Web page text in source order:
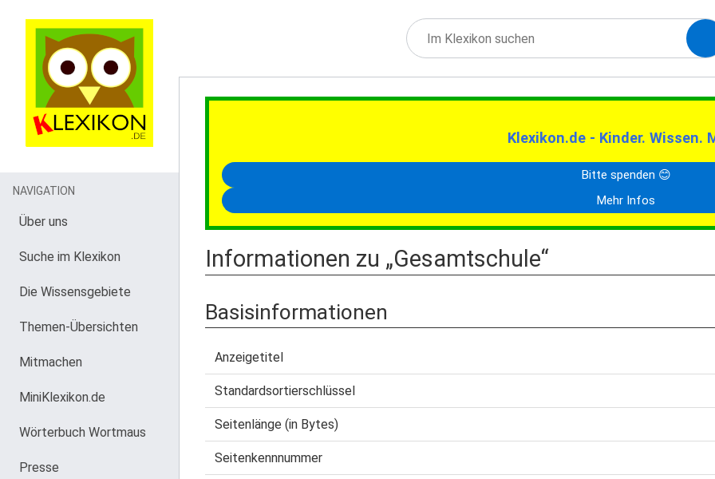
Klexikon.de - Kinder. Wissen.
Bitte spenden 😊
Mehr Infos
Informationen zu „Gesamtschule“
Basisinformationen
Anzeigetitel
Standardsortierschlüssel
Seitenlänge (in Bytes)
Seitenkennnummer
NAVIGATION
Über uns
Suche im Klexikon
Die Wissensgebiete
Themen-Übersichten
Mitmachen
MiniKlexikon.de
Wörterbuch Wortmaus
Presse